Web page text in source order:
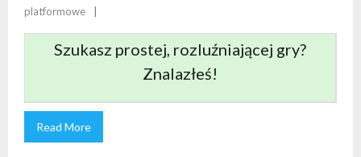
platformowe
Szukasz prostej, rozluźniającej gry?
Znalazłeś!
Read More